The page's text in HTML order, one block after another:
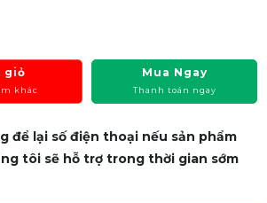
giỏ
khác
Mua Ngay
Thanh toán ngay
để lại số điện thoại nếu sản phẩm
tôi sẽ hỗ trợ trong thời gian sớm